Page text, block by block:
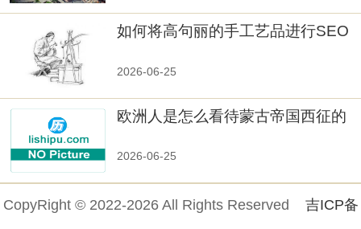
如何将高句丽的手工艺品进行SEO
2026-06-25
欧洲人是怎么看待蒙古帝国西征的
2026-06-25
CopyRight © 2022-2026 All Rights Reserved 吉ICP备